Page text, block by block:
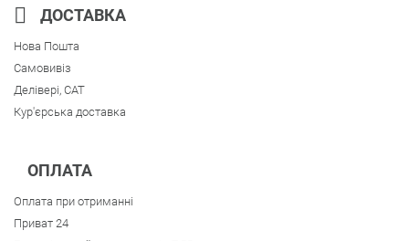
ДОСТАВКА
Нова Пошта
Самовивіз
Делівері, CAT
Кур'єрська доставка
ОПЛАТА
Оплата при отриманні
Приват 24